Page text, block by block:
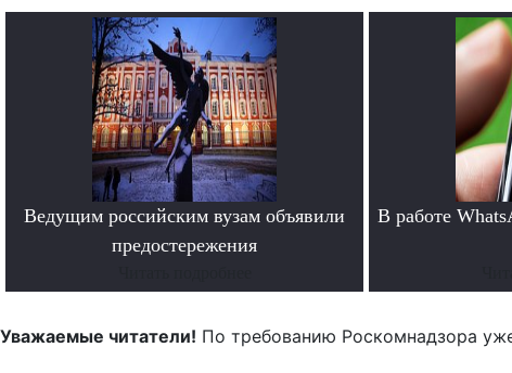
Ведущим российским вузам объявили
предостережения
В работе
Уважаемые читатели! По требованию Роскомнадзора